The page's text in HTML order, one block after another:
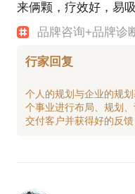
来俩颗，疗效好，易
品牌咨询+品牌诊
行家回复
个人的规划与企业的规
个事业进行布局、规划